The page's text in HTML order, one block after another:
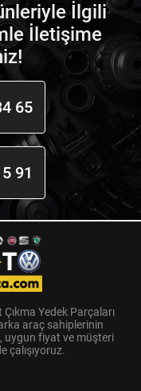
İlgili
İletişime
65
91
Yedek Parçaları
araç sahiplerinin
uygun fiyat ve müşteri
çalışıyoruz.